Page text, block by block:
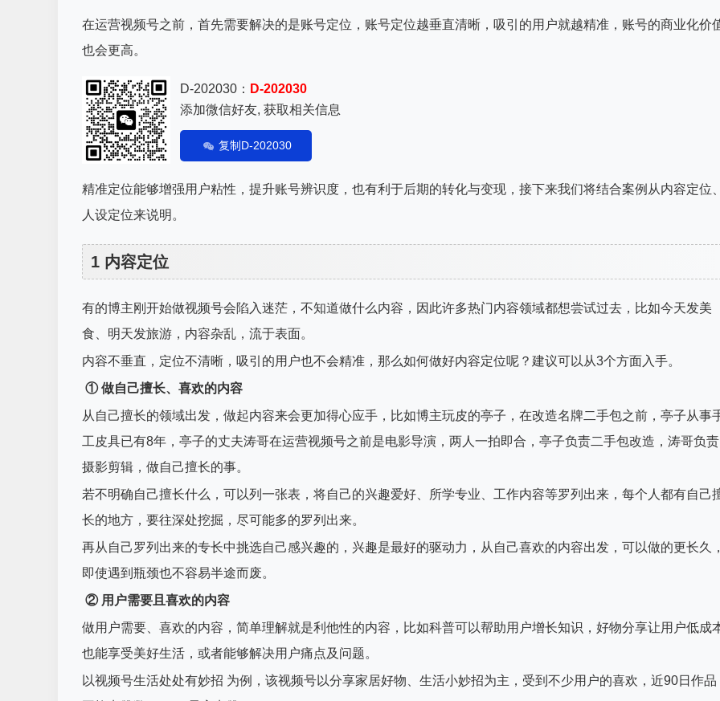
在运营视频号之前，首先需要解决的是账号定位，账号定位越垂直清晰，吸引的用户就越精准，账号的商业化价
也会更高。
D-202030： D-202030
添加微信好友, 获取相关信息
复制D-202030
精准定位能够增强用户粘性，提升账号辨识度，也有利于后期的转化与变现，接下来我们将结合案例从内容定位、
人设定位来说明。
1 内容定位
有的博主刚开始做视频号会陷入迷茫，不知道做什么内容，因此许多热门内容领域都想尝试过去，比如今天发美
食、明天发旅游，内容杂乱，流于表面。
内容不垂直，定位不清晰，吸引的用户也不会精准，那么如何做好内容定位呢？建议可以从3个方面入手。
① 做自己擅长、喜欢的内容
从自己擅长的领域出发，做起内容来会更加得心应手，比如博主玩皮的亭子，在改造名牌二手包之前，亭子从事
工皮具已有8年，亭子的丈夫涛哥在运营视频号之前是电影导演，两人一拍即合，亭子负责二手包改造，涛哥负责
摄影剪辑，做自己擅长的事。
若不明确自己擅长什么，可以列一张表，将自己的兴趣爱好、所学专业、工作内容等罗列出来，每个人都有自己
长的地方，要往深处挖掘，尽可能多的罗列出来。
再从自己罗列出来的专长中挑选自己感兴趣的，兴趣是最好的驱动力，从自己喜欢的内容出发，可以做的更长久，
即使遇到瓶颈也不容易半途而废。
② 用户需要且喜欢的内容
做用户需要、喜欢的内容，简单理解就是利他性的内容，比如科普可以帮助用户增长知识，好物分享让用户低成
也能享受美好生活，或者能够解决用户痛点及问题。
以视频号生活处处有妙招 为例，该视频号以分享家居好物、生活小妙招为主，受到不少用户的喜欢，近90日作品